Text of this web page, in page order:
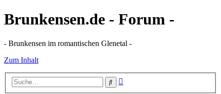
Brunkensen.de - Forum -
- Brunkensen im romantischen Glenetal -
Zum Inhalt
Suche